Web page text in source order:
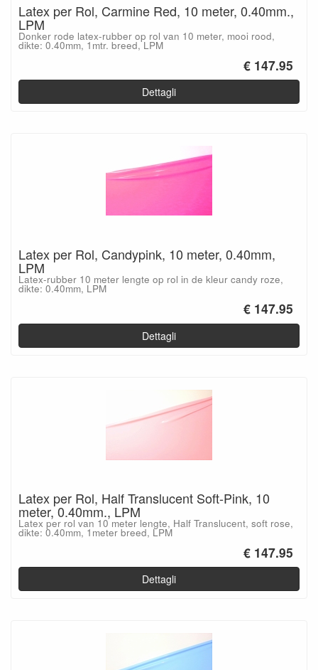
Latex per Rol, Carmine Red, 10 meter, 0.40mm.,
LPM
Donker rode latex-rubber op rol van 10 meter, mooi rood,
dikte: 0.40mm, 1mtr. breed, LPM
€ 147.95
Dettagli
Latex per Rol, Candypink, 10 meter, 0.40mm,
LPM
Latex-rubber 10 meter lengte op rol in de kleur candy roze,
dikte: 0.40mm, LPM
€ 147.95
Dettagli
Latex per Rol, Half Translucent Soft-Pink, 10
meter, 0.40mm., LPM
Latex per rol van 10 meter lengte, Half Translucent, soft rose,
dikte: 0.40mm, 1meter breed, LPM
€ 147.95
Dettagli